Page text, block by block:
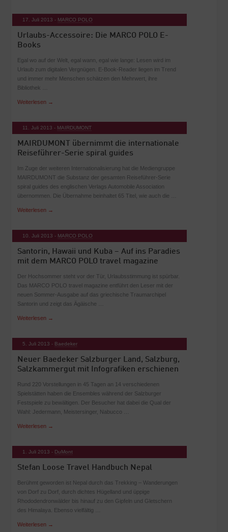
17. Juli 2013 - MARCO POLO
Urlaubs-Accessoire: Die MARCO POLO E-
Books
Egal wo auf der Welt, egal wann, egal wie lange: Lesen wird im
Urlaub zum digitalen Vergnügen. E-Book-Reader liegen im Trend
und immer mehr Menschen schätzen den Mehrwert, ihre
Bibliothek …
Weiterlesen →
11. Juli 2013 - MAIRDUMONT
MAIRDUMONT übernimmt die internationale
Reiseführer-Serie spiral guides
Im Zuge der weiteren Internationalisierung hat die Mediengruppe
MAIRDUMONT die Substanz der gesamten Reiseführer-Serie
spiral guides des englischen Verlags Automobile Association
übernommen. Die Übernahme beinhaltet 65 Titel, wie auch die …
Weiterlesen →
10. Juli 2013 - MARCO POLO
Santorin, Hawaii und Kuba – Auf ins Paradies
mit dem MARCO POLO travel magazine
Der Hochsommer steht vor der Tür, Urlaubsstimmung ist spürbar.
Das MARCO POLO travel magazine entführt den Leser mit der
neuen Sommer-Ausgabe auf das griechische Traumarchipel
Santorin und zeigt das Ägäische …
Weiterlesen →
5. Juli 2013 - Baedeker
Neuer Baedeker Salzburger Land, Salzburg,
Salzkammergut mit Infografiken erschienen
Rund 220 Vorstellungen in 45 Tagen an 14 verschiedenen
Spielstätten haben die Ensembles während der Salzburger
Festspiele zu bewältigen. Der Besucher hat dabei die Qual der
Wahl: Jedermann, Meistersinger, Nabucco …
Weiterlesen →
1. Juli 2013 - DuMont
Stefan Loose Travel Handbuch Nepal
Berühmt geworden ist Nepal durch das Trekking – Wanderungen
von Dorf zu Dorf, durch dichtes Hügelland und üppige
Rhododendronwälder bis hinauf zu den Gipfeln und Gletschern
des Himalaya. Ebenso vielfältig …
Weiterlesen →